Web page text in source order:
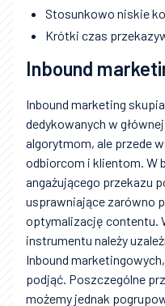
Stosunkowo niskie
Krótki czas
Inbound
Inbound marketing
dedykowanych w
algorytmom, ale przede
odbiorcom i klientom. W
angażującego przekazu
usprawniające zarówno
optymalizację contentu.
instrumentu należy
Inbound
podjąć. Poszczególne
możemy jednak